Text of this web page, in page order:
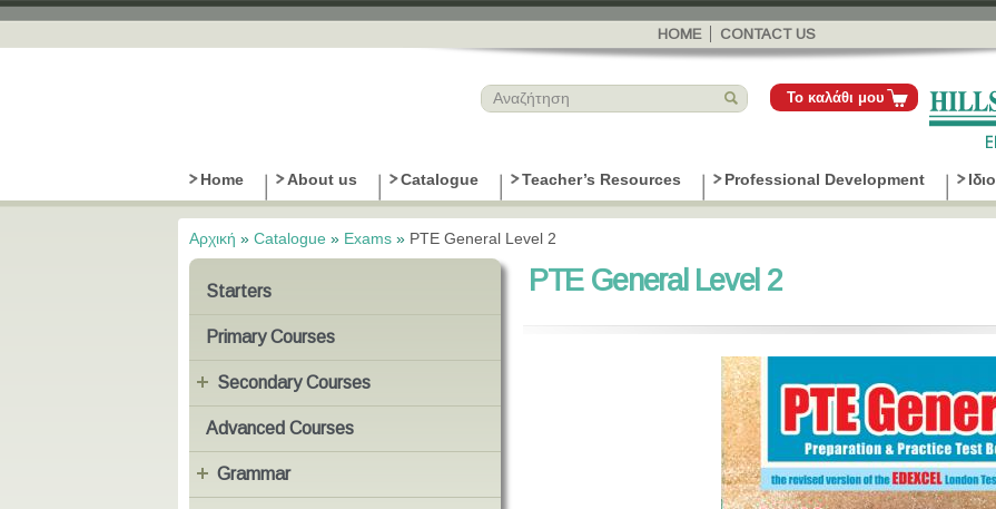
Παράκαμψη
προς το
κυρίως
HOME CONTACT US
Το καλάθι μου
Home About us Catalogue Teacher’s Resources Professional Development
Είστε εδώ
Αρχική » Catalogue » Exams » PTE General Level 2
Starters
Primary Courses
Secondary Courses
Advanced Courses
Grammar
PTE General Level 2